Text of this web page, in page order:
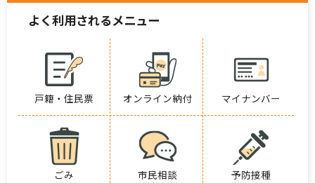
よく利用されるメニュー
戸籍・住民票 オンライン納付 マイナンバー
ごみ 市民相談 予防接種